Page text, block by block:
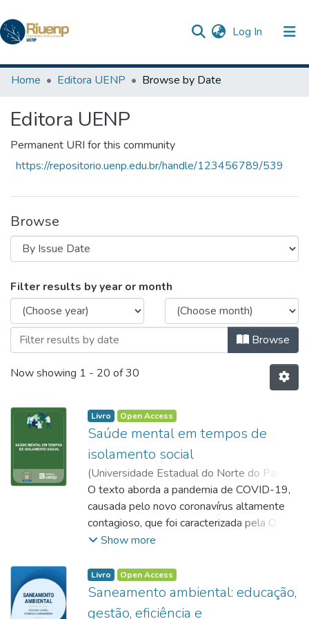
Log In (current)
Communities & Collections
Home Editora UENP Browse by Date
Editora UENP
Permanent URI for this community
https://repositorio.uenp.edu.br/handle/123456789/539
Browse
Browsing Editora UENP by Issue Date
Filter results by year or month
Browse
Now showing 1 - 20 of 30
Livro Open Access
Saúde mental em tempos de
isolamento social
(Universidade Estadual do Norte do Paraná,
2020)Betamin, Brenda Araújo ;Abranches,
Vitória Cristina de Oliveira;Rosolem,
Stefany Lima;Universidade Estadual do
Norte do Paraná
O texto aborda a pandemia de COVID-19,
causada pelo novo coronavírus altamente
contagioso, que foi caracterizada pela OMS
em 11 de março de 2020 diante do
Desde então, o isolamento social
compulsório tem agravado crises e
incertezas nos âmbitos público e privado,
Show more
Livro Open Access
Saneamento ambiental: educação,
gestão, eficiência e